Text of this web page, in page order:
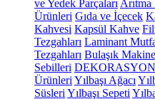
ve Yedek Parçaları
Ürünleri Gıda ve İçecek
Kahvesi Kapsül Kahve
Tezgahları Laminant
Tezgahları Bulaşık
Sebilleri
Ürünleri Yılbaşı Ağacı
Süsleri Yılbaşı Sepeti